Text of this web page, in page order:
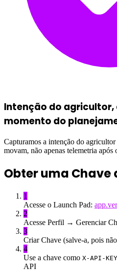
Intenção do
momento do
Capturamos a intenção do agricultor
movam, não apenas telemetria após
Obter uma Chave
1
Acesse o Launch Pad:
2
Acesse Perfil → Gerenciar
3
Criar Chave (salve-a, pois
4
Use a chave como X-API-KEY
API